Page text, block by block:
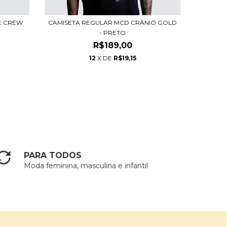
CREW
CAMISETA REGULAR MCD CRÂNIO GOLD
- PRETO
R$189,00
12 X DE R$19,15
PARA TODOS
Moda feminina, masculina e infantil